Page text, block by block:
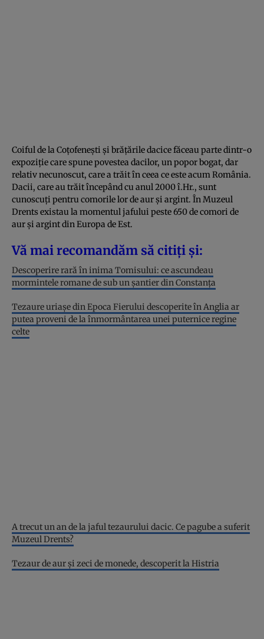
Coiful de la Coțofenești și brățările dacice făceau parte dintr-o
expoziție care spune povestea dacilor, un popor bogat, dar
relativ necunoscut, care a trăit în ceea ce este acum România.
Dacii, care au trăit începând cu anul 2000 î.Hr., sunt
cunoscuți pentru comorile lor de aur și argint. În Muzeul
Drents existau la momentul jafului peste 650 de comori de
aur și argint din Europa de Est.
Vă mai recomandăm să citiți și:
Descoperire rară în inima Tomisului: ce ascundeau
mormintele romane de sub un șantier din Constanța
Tezaure uriașe din Epoca Fierului descoperite în Anglia ar
putea proveni de la înmormântarea unei puternice regine
celte
A trecut un an de la jaful tezaurului dacic. Ce pagube a suferit
Muzeul Drents?
Tezaur de aur și zeci de monede, descoperit la Histria